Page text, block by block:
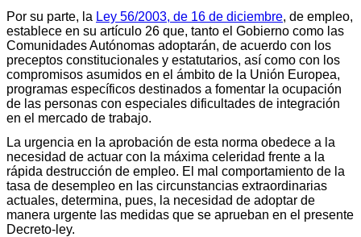
Por su parte, la Ley 56/2003, de 16 de diciembre, de empleo,
establece en su artículo 26 que, tanto el Gobierno como las
Comunidades Autónomas adoptarán, de acuerdo con los
preceptos constitucionales y estatutarios, así como con los
compromisos asumidos en el ámbito de la Unión Europea,
programas específicos destinados a fomentar la ocupación
de las personas con especiales dificultades de integración
en el mercado de trabajo.
La urgencia en la aprobación de esta norma obedece a la
necesidad de actuar con la máxima celeridad frente a la
rápida destrucción de empleo. El mal comportamiento de la
tasa de desempleo en las circunstancias extraordinarias
actuales, determina, pues, la necesidad de adoptar de
manera urgente las medidas que se aprueban en el presente
Decreto-ley.